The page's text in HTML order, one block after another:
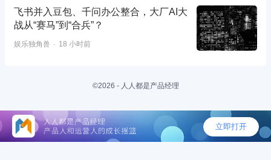
飞书并入豆包、千问办公整合，大厂AI大
战从“赛马”到“合兵”？
娱乐独角兽 18 小时前
©2026 - 人人都是产品经理